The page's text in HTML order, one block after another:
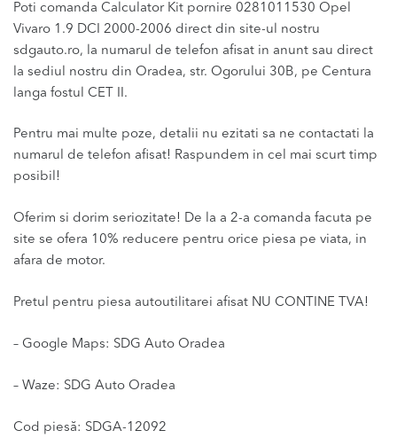
Poti comanda Calculator Kit pornire 0281011530 Opel
Vivaro 1.9 DCI 2000-2006 direct din site-ul nostru
sdgauto.ro, la numarul de telefon afisat in anunt sau direct
la sediul nostru din Oradea, str. Ogorului 30B, pe Centura
langa fostul CET II.
Pentru mai multe poze, detalii nu ezitati sa ne contactati la
numarul de telefon afisat! Raspundem in cel mai scurt timp
posibil!
Oferim si dorim seriozitate! De la a 2-a comanda facuta pe
site se ofera 10% reducere pentru orice piesa pe viata, in
afara de motor.
Pretul pentru piesa autoutilitarei afisat NU CONTINE TVA!
– Google Maps: SDG Auto Oradea
– Waze: SDG Auto Oradea
Cod piesă: SDGA-12092